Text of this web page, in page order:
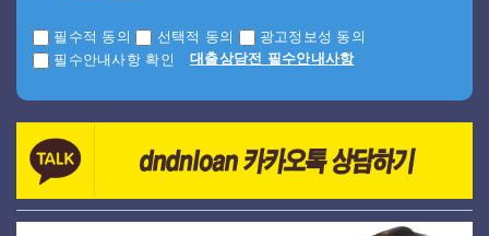
필수적 동의 선택적 동의
광고정보성 동의
필수안내사항 확인
대출상담전 필수안내사항